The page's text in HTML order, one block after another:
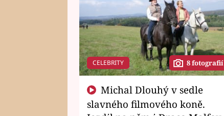
CELEBRITY 8 fotografií
slavného filmového koně.